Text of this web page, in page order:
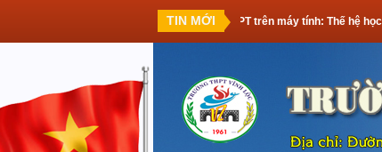
TIN MỚI
Thi tốt nghiệp THPT trên máy tính: Thế hệ học sinh đầu tiên